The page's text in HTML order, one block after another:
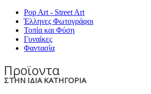
Pop Art - Street Art
Έλληνες Φωτογράφοι
Τοπία και Φύση
Γυναίκες
Φαντασία
Προϊοντα
ΣΤΗΝ ΙΔΙΑ ΚΑΤΗΓΟΡΙΑ